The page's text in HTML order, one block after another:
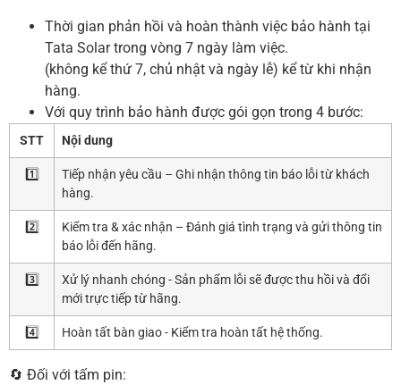
Thời gian phản hồi và hoàn thành việc bảo hành tại
Tata Solar trong vòng 7 ngày làm việc.
(không kể thứ 7, chủ nhật và ngày lễ) kể từ khi nhận
hàng.
Với quy trình bảo hành được gói gọn trong 4 bước:
STT Nội dung
1️⃣
Tiếp nhận yêu cầu – Ghi nhận thông tin báo lỗi từ khách
hàng.
2️⃣
Kiểm tra & xác nhận – Đánh giá tình trạng và gửi thông tin
báo lỗi đến hãng.
3️⃣
Xử lý nhanh chóng - Sản phẩm lỗi sẽ được thu hồi và đổi
mới trực tiếp từ hãng.
4️⃣ Hoàn tất bàn giao - Kiểm tra hoàn tất hệ thống.
🔄 Đối với tấm pin: